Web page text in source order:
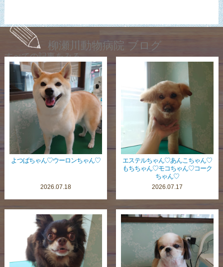
柳瀬川動物病院 ブログ
すべての記事をみる
よつばちゃん♡ウーロンちゃん♡
2026.07.18
エステルちゃん♡あんこちゃん♡
もちちゃん♡モコちゃん♡コーク
ちゃん♡
2026.07.17